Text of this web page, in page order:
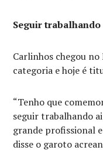
Seguir trabalhando
Carlinhos chegou
categoria e hoje é
“Tenho que
seguir trabalhando
grande profissional
disse o garoto